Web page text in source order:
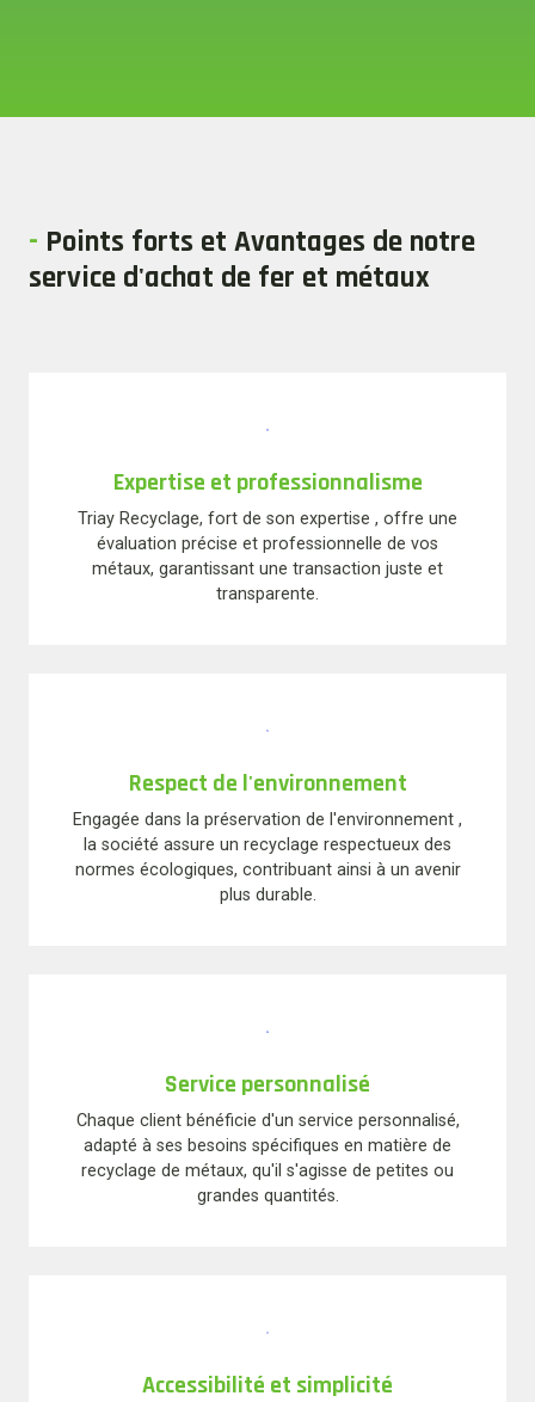
- Points forts et Avantages de notre
service d'achat de fer et métaux
Expertise et professionnalisme
Triay Recyclage, fort de son expertise , offre une
évaluation précise et professionnelle de vos
métaux, garantissant une transaction juste et
transparente.
Respect de l'environnement
Engagée dans la préservation de l'environnement ,
la société assure un recyclage respectueux des
normes écologiques, contribuant ainsi à un avenir
plus durable.
Service personnalisé
Chaque client bénéficie d'un service personnalisé,
adapté à ses besoins spécifiques en matière de
recyclage de métaux, qu'il s'agisse de petites ou
grandes quantités.
Accessibilité et simplicité